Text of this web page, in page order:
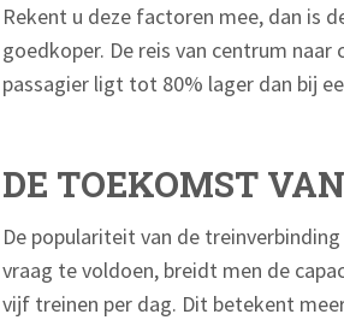
Rekent u deze factoren mee, dan is
goedkoper. De reis van centrum
passagier ligt tot 80% lager dan bij
DE TOEKOMST
De populariteit van de
vraag te voldoen, breidt men de
vijf treinen per dag. Dit betekent